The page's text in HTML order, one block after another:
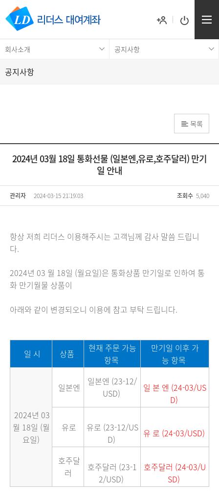
회사소개 공지사항
공지사항
목록
2024년 03월 18일 통화선물 (일본엔,유로,호주달러) 만기
일 안내
관리자 2024-03-15 21:19:03 조회수 5,040
항상 저희 리더스 이용해주시는 고객님께 감사 말씀 드립니
다.
2024년 03 월 18일 (월요일)은 통화상품 만기일로 인하여 통
화 만기월물 상품이
아래와 같이 변경되오니 이용에 참고 부탁 드립니다.
일 시 상품
현재 주문 가능
항목
만기일 이후 가
능 항목
2024년 03
월 18일 (월
요일)
일본엔
일본엔 (23-12/
USD)
일 본 엔 (24-03/US
D)
유로
유로 (23-12/US
D)
유 로 (24-03/USD)
호주달
러
호주달러 (23-1
2/USD)
호주달러 (24-03/U
SD)